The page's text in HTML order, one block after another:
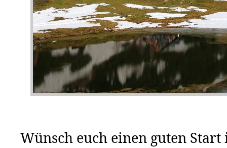
Wünsch euch einen guten Start